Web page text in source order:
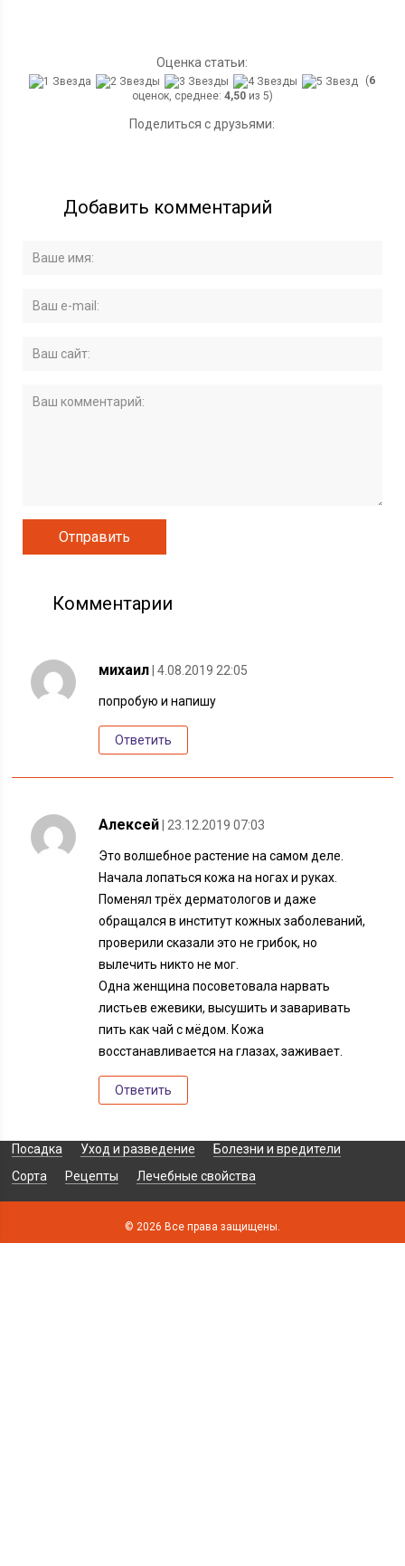
Оценка статьи:
(6
оценок, среднее: 4,50из 5)
Поделиться с друзьями:
Добавить комментарий
Комментарии
михаил | 4.08.2019 22:05
попробую и напишу
Ответить
Алексей | 23.12.2019 07:03
Это волшебное растение на самом деле.
Начала лопаться кожа на ногах и руках.
Поменял трёх дерматологов и даже
обращался в институт кожных заболеваний,
проверили сказали это не грибок, но
вылечить никто не мог.
Одна женщина посоветовала нарвать
листьев ежевики, высушить и заваривать
пить как чай с мёдом. Кожа
восстанавливается на глазах, заживает.
Ответить
Посадка Уход и разведение
Болезни и вредители
Сорта
Рецепты Лечебные свойства
© 2026 Все права защищены.